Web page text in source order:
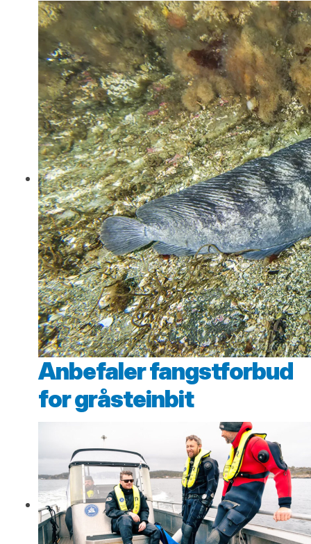
Anbefaler fangstforbud
for gråsteinbit